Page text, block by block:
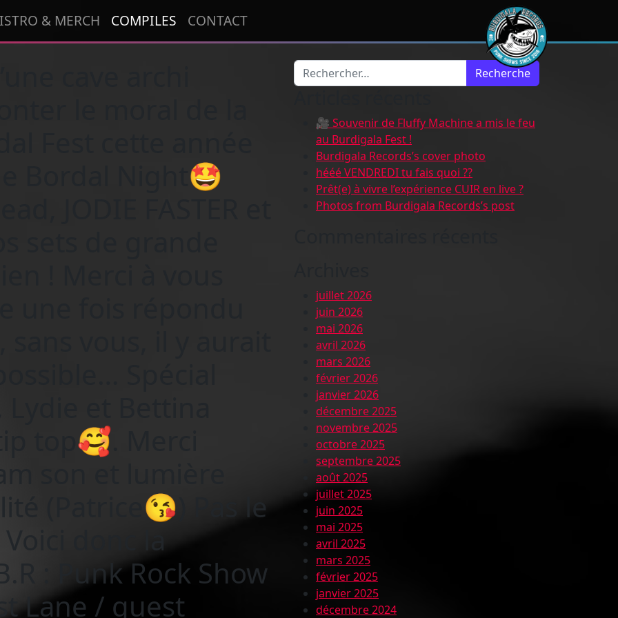
& MERCH COMPILES CONTACT
cave archi
le moral de la
Fest cette année
Bordal Night🤩
JODIE FASTER et
sets de grande
! Merci à vous
une fois répondu
vous, il y aurait
Spécial
et Bettina
top🥰. Merci
son et lumière
(Patrice😘) Pas le
donc la
: Punk Rock Show
Lane / guest
Recherche pour :
🎥 Souvenir de Fluffy Machine a mis le feu
au Burdigala Fest !
Burdigala Records’s cover photo
hééé VENDREDI tu fais quoi ??
Prêt(e) à vivre l’expérience CUIR en live ?
Photos from Burdigala Records’s post
juillet 2026
juin 2026
mai 2026
avril 2026
mars 2026
février 2026
janvier 2026
décembre 2025
novembre 2025
octobre 2025
septembre 2025
août 2025
juillet 2025
juin 2025
mai 2025
avril 2025
mars 2025
février 2025
janvier 2025
décembre 2024